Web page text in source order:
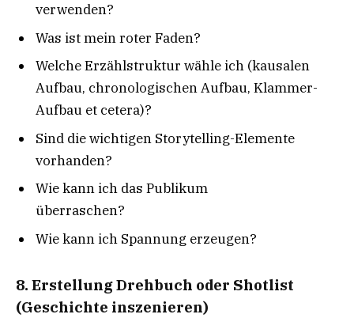
verwenden?
Was ist mein roter Faden?
Welche Erzählstruktur wähle ich (kausalen
Aufbau, chrono­logischen Aufbau, Klammer-
Aufbau et cetera)?
Sind die wichtigen Storytelling-­Elemente
vorhanden?
Wie kann ich das Publikum
überraschen?
Wie kann ich Spannung erzeugen?
8. Erstellung Drehbuch oder Shotlist
(Geschichte inszenieren)